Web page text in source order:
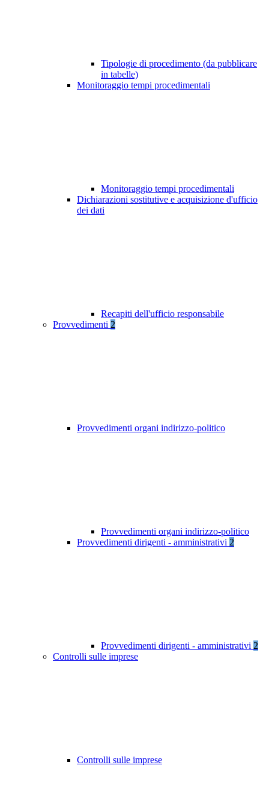
Tipologie di procedimento (da pubblicare
in tabelle)
Monitoraggio tempi procedimentali
Monitoraggio tempi procedimentali
Dichiarazioni sostitutive e acquisizione d'ufficio
dei dati
Recapiti dell'ufficio responsabile
Provvedimenti 2
Provvedimenti organi indirizzo-politico
Provvedimenti organi indirizzo-politico
Provvedimenti dirigenti - amministrativi 2
Provvedimenti dirigenti - amministrativi 2
Controlli sulle imprese
Controlli sulle imprese